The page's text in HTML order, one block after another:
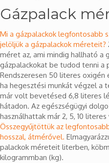
Gázpalack
Mi a gázpalackok legfontosabb
jelöljük a gázpalackok méreteit?
méret az, ami mindig hallható a
gázpalackokat be tudod tenni a
Rendszeresen 50 literes oxigén
ha hegesztési munkát végzel a
már volt bevetésed 6,8 literes
hátadon. Az egészségügyi
használhattak már 2, 5, 10
Összegyűjtöttük az
hosszal, átmérővel.
palackok méreteit literben,
kilogrammban (kg).